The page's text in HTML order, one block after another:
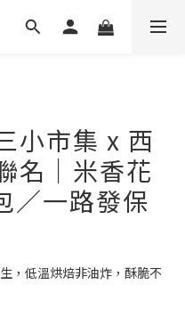
小市集 x 西
名｜米香花
／一路發保
，低溫烘焙非油炸，酥脆不